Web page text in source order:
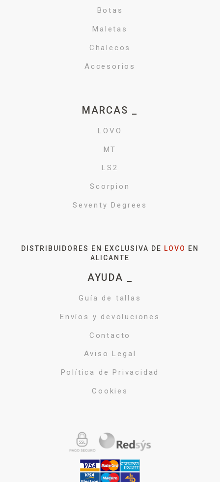
Botas
Maletas
Chalecos
Accesorios
MARCAS _
LOVO
MT
LS2
Scorpion
Seventy Degrees
DISTRIBUIDORES EN EXCLUSIVA DE LOVO
EN
ALICANTE
AYUDA _
Guía de tallas
Envíos y devoluciones
Contacto
Aviso Legal
Política de Privacidad
Cookies